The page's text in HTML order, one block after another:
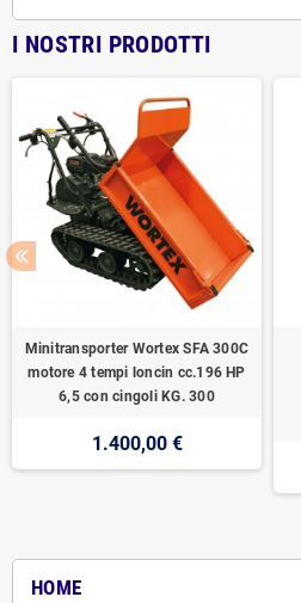
HOME
I NOSTRI PRODOTTI
Minitransporter Wortex SFA 300C
motore 4 tempi loncin cc.196 HP
6,5 con cingoli KG. 300
1.400,00 €